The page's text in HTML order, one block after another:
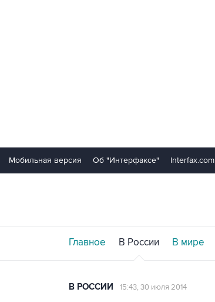
Мобильная версия Об "Интерфаксе" Interfax.com
Главное В России В мире
В РОССИИ 15:43, 30 июля 2014